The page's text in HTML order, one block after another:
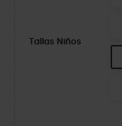
Tallas Niños